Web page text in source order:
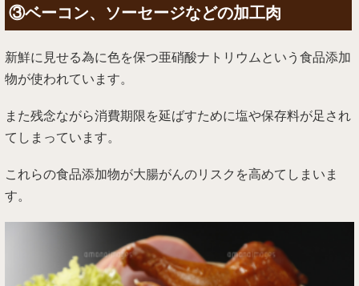
③ベーコン、ソーセージなどの加工肉
新鮮に見せる為に色を保つ亜硝酸ナトリウムという食品添加
物が使われています。
また残念ながら消費期限を延ばすために塩や保存料が足され
てしまっています。
これらの食品添加物が大腸がんのリスクを高めてしまいま
す。